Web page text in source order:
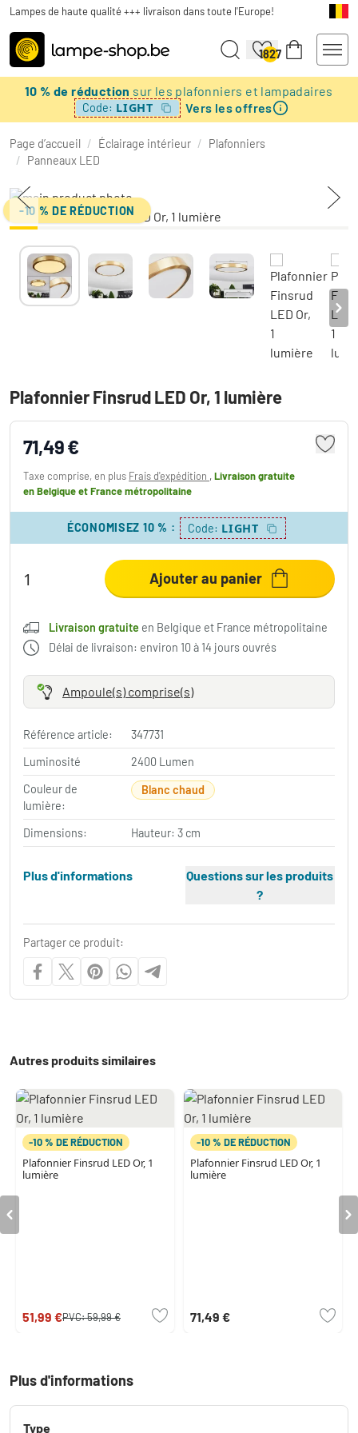
Lampes de haute qualité +++ livraison dans toute l'Europe!
1827
10 % de réduction sur les plafonniers et lampadaires
Code: LIGHT Vers les offres
Page d’accueil / Éclairage intérieur / Plafonniers
/ Panneaux LED
-10 % DE RÉDUCTION
Plafonnier Finsrud LED Or, 1 lumière
71,49 €
Taxe comprise, en plus Frais d'expédition ,Livraison gratuite
en Belgique et France métropolitaine
ÉCONOMISEZ 10 % : Code: LIGHT
Ajouter au panier
Livraison gratuite en Belgique et France métropolitaine
Délai de livraison: environ 10 à 14 jours ouvrés
Ampoule(s) comprise(s)
Référence article:
347731
Luminosité
2400 Lumen
Couleur de
lumière:
Blanc chaud
Dimensions: Hauteur: 3 cm
Plus d'informations
Questions sur les produits
?
Partager ce produit:
Autres produits similaires
-10 % DE RÉDUCTION
Plafonnier Finsrud LED Or, 1
lumière
51,99 €PVC:59,99 €
-10 % DE RÉDUCTION
Plafonnier Finsrud LED Or, 1
lumière
71,49 €
Plus d'informations
Type